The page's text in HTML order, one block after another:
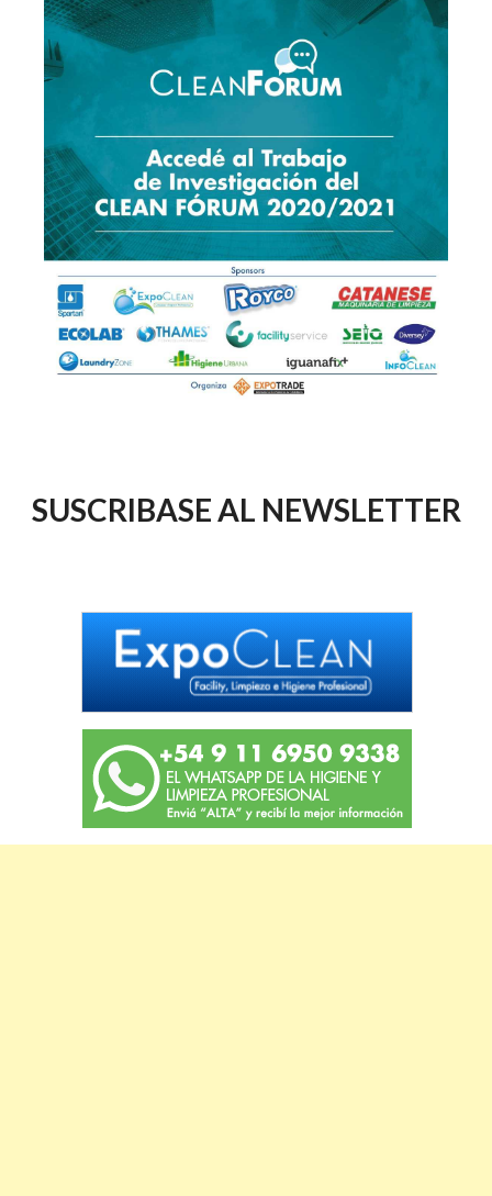
SUSCRIBASE AL NEWSLETTER